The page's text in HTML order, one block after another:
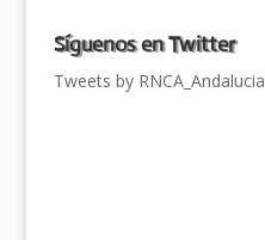
Síguenos en Twitter
Tweets by RNCA_Andalucia